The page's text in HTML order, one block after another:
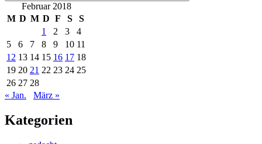
Februar 2018
M D M D F S
S
1
2 3
4
5
6 7 8 9 10 11
12 13 14 15 16 17 18
19 20 21 22 23 24 25
26 27 28
« Jan.
März »
Kategorien